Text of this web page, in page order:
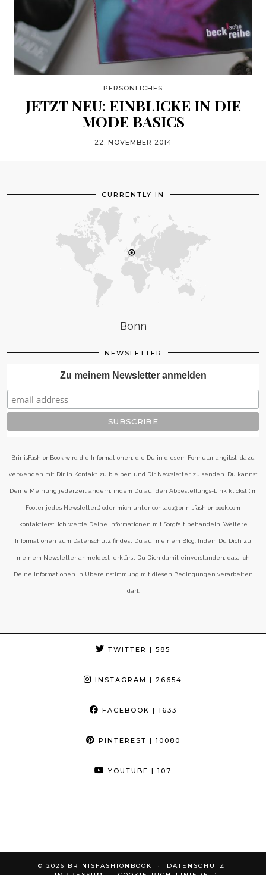
PERSÖNLICHES
JETZT NEU: EINBLICKE IN DIE
MODE BASICS
22. NOVEMBER 2014
CURRENTLY IN
Bonn
NEWSLETTER
Zu meinem Newsletter anmelden
BrinisFashionBook wird die Informationen, die Du in diesem Formular angibst, dazu
verwenden mit Dir in Kontakt zu bleiben und Dir Newsletter zu senden. Du kannst
Deine Meinung jederzeit ändern, indem Du auf den Abbestellungs-Link klickst (im
Footer jedes Newsletters) oder mich unter contact@brinisfashionbook.com
kontaktierst. Ich werde Deine Informationen mit Sorgfalt behandeln. Weitere
Informationen zum Datenschutz findest Du auf meinem Blog. Indem Du Dich zu
meinem Newsletter anmeldest, erklärst Du Dich damit einverstanden, dass ich
Deine Informationen in Übereinstimmung mit diesen Bedingungen verarbeiten
darf.
TWITTER | 585
INSTAGRAM | 26654
FACEBOOK | 1633
PINTEREST | 10080
YOUTUBE | 107
© 2026 BRINISFASHIONBOOK
DATENSCHUTZ